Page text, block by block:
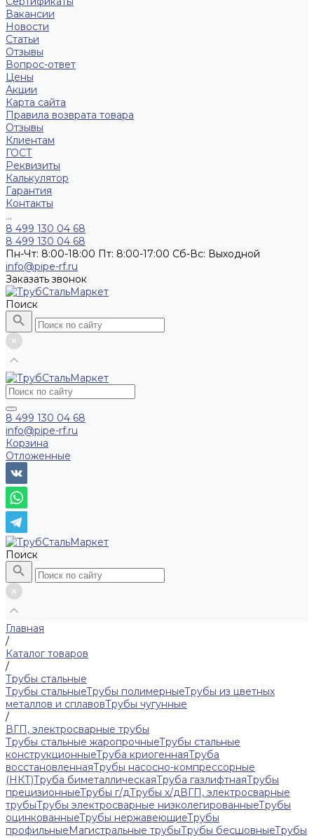
Вакансии
Новости
Статьи
Отзывы
Вопрос-ответ
Цены
Акции
Карта сайта
Правила возврата товара
Отзывы
Клиентам
ГОСТ
Реквизиты
Калькулятор
Гарантия
Контакты
...
8 499 130 04 68
8 499 130 04 68
Пн-Чт: 8:00-18:00 Пт: 8:00-17:00 Сб-Вс: Выходной
info@pipe-rf.ru
Заказать звонок
Поиск
8 499 130 04 68
info@pipe-rf.ru
Корзина
Отложенные
Поиск
Главная
/
Каталог товаров
/
Трубы стальные
Трубы стальныеТрубы полимерныеТрубы из цветных
металлов и сплавовТрубы чугунные
/
ВГП, электросварные трубы
Трубы стальные жаропрочныеТрубы стальные
конструкционныеТруба криогеннаяТруба
восстановленнаяТрубы насосно-компрессорные
(НКТ)Труба биметаллическаяТруба газлифтнаяТрубы
прецизионныеТрубы г/дТрубы х/дВГП, электросварные
трубыТрубы электросварные низколегированныеТрубы
оцинкованныеТрубы нержавеющиеТрубы
профильныеМагистральные трубыТрубы бесшовныеТрубы